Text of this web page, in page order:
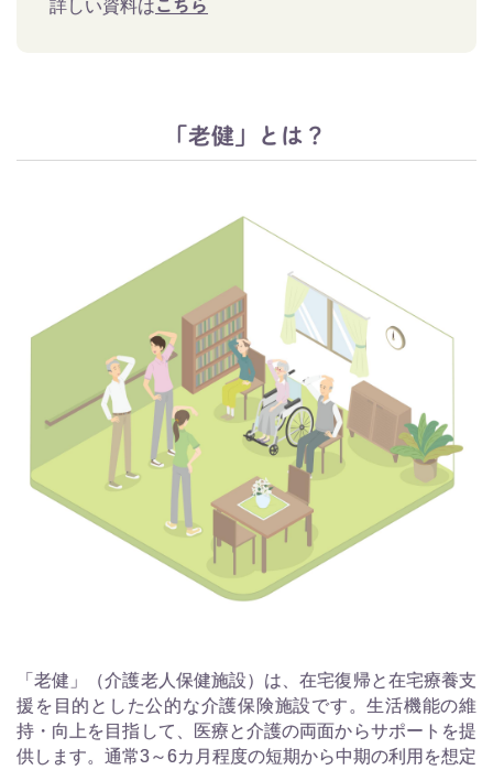
詳しい資料はこちら
「老健」とは？
「老健」（介護老人保健施設）は、在宅復帰と在宅療養支
援を目的とした公的な介護保険施設です。生活機能の維
持・向上を目指して、医療と介護の両面からサポートを提
供します。通常3～6カ月程度の短期から中期の利用を想定